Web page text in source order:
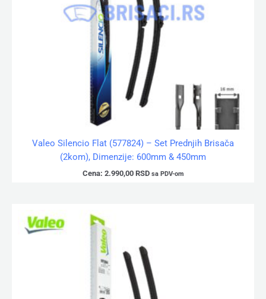
Valeo Silencio Flat (577824) – Set Prednjih Brisača
(2kom), Dimenzije: 600mm & 450mm
Cena: 2.990,00 RSD sa PDV-om